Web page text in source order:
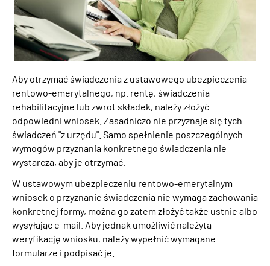
Aby otrzymać świadczenia z ustawowego ubezpieczenia
rentowo-emerytalnego, np. rentę, świadczenia
rehabilitacyjne lub zwrot składek, należy złożyć
odpowiedni wniosek. Zasadniczo nie przyznaje się tych
świadczeń "z urzędu". Samo spełnienie poszczególnych
wymogów przyznania konkretnego świadczenia nie
wystarcza, aby je otrzymać.
W ustawowym ubezpieczeniu rentowo-emerytalnym
wniosek o przyznanie świadczenia nie wymaga zachowania
konkretnej formy, można go zatem złożyć także ustnie albo
wysyłając e-mail. Aby jednak umożliwić należytą
weryfikację wniosku, należy wypełnić wymagane
formularze i podpisać je.